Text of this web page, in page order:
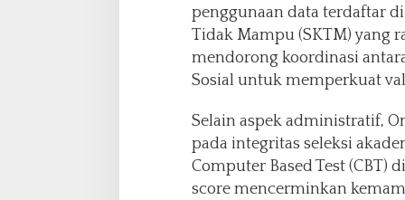
penggunaan data terdaftar
Tidak Mampu (SKTM) yang
mendorong koordinasi
Sosial untuk memperkuat
Selain aspek administratif,
pada integritas seleksi
Computer Based Test (CBT)
score mencerminkan